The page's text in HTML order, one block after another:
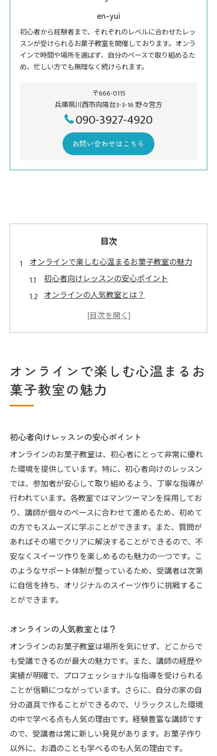
en-yui
初心者から経験者まで、それぞれのレベルに合わせたレッ
スンが受けられるお菓子教室を開催しております。オンラ
インで時間や場所を選ばず、自分のペースで取り組めるた
め、忙しい方でも無理なく続けられます。
〒666-0115
兵庫県川西市向陽台3-3-16 野々宮方
090-3927-4920
お問い合わせはこちら
目次
オンラインで楽しむ心温まるお菓子教室の魅力
初心者向けレッスンの安心ポイント
オンラインの人気教室とは？
オンラインのお菓子教室で学べる多彩なメ
東京都内でのアクセスしやすさ
兵庫県川西市で新しい趣味を見つけるお菓子教
室
力
地元食材を使ったエコフレンドリーなレシ
ピ
初心者でも安心して参加できる理由
川西市の教室での参加者同士の交流
地域密着型のサポート体制
川西市の文化とお菓子作りの関係
初心者も安心！お菓子教室で味わう手作りスイ
ーツの楽しみ
初心者向けの充実したカリキュラム
失敗しないコツとプロのアドバイス
手作りスイーツがもたらす心の満足感
レッスン後のアフターフォロー
参加者からの感想とフィードバック
東京と川西市の特色あるお菓子教室を徹底比較
教室の雰囲気や設備の違い
講師陣の魅力と教授スタイル
各地での人気メニューを比較
参加者の声から見る満足度
オンラインで楽しむ心温まるお
菓子教室の魅力
初心者向けレッスンの安心ポイント
オンラインのお菓子教室は、初心者にとって非常に優れ
た環境を提供しています。特に、初心者向けのレッスン
では、参加者が安心して取り組めるよう、丁寧な指導が
行われています。各教室ではマンツーマンを採用してお
り、講師が個々のペースに合わせて進めるため、初めて
の方でもスムーズに学ぶことができます。また、質問が
あればその場でクリアに解決することができるので、不
安なくスイーツ作りを楽しめるのも魅力の一つです。こ
のようなサポート体制が整っているため、受講者は次第
に自信を持ち、オリジナルのスイーツ作りに挑戦するこ
とができます。
オンラインの人気教室とは？
オンラインのお菓子教室は場所を気にせず、どこからで
も受講できるのが最大の魅力です。また、講師の経歴や
実績が明確で、プロフェッショナルな指導を受けられる
ことが信頼につながっています。さらに、自分の家の自
分の道具で作ることができるので、リラックスした環境
の中で学べる点も人気の理由です。経験豊富な講師です
ので、受講者は常に新しい発見があります。お菓子作り
以外に、お酒のことも学べるのも人気の理由です。